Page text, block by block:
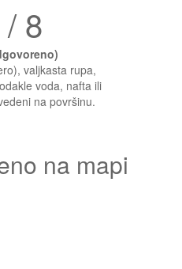
8
valjkasta rupa,
voda, nafta ili
na površinu.
na mapi